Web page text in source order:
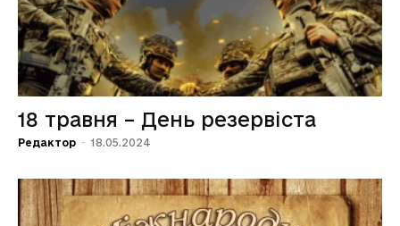
18 травня – День резервіста
Редактор - 18.05.2024